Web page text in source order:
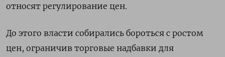
относят регулирование цен.
До этого власти собирались бороться с ростом
цен, ограничив торговые надбавки для